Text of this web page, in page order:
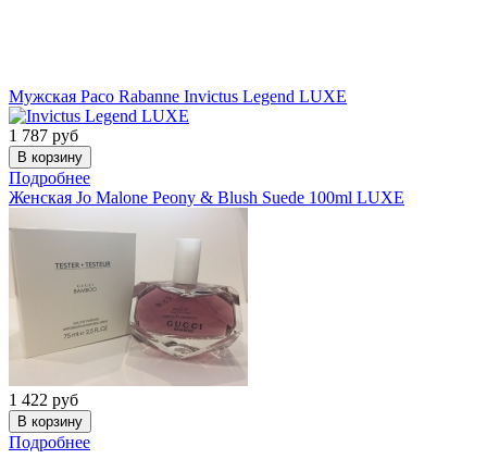
Мужская Paco Rabanne Invictus Legend LUXE
1 787 руб
Подробнее
Женская Jo Malone Peony & Blush Suede 100ml LUXE
1 422 руб
Подробнее